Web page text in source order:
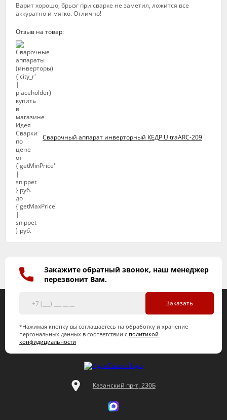
Варит хорошо, брызг при сварке не заметил, ложится все
аккуратно и мягко. Отлично!
Отзыв на товар:
Сварочный аппарат инверторный КЕДР UltraARC-209
Закажите обратный звонок, наш менеджер
перезвонит Вам.
Заказать
*Нажимая кнопку вы соглашаетесь на обработку и хранение
персональных данных в соответствии с политикой
конфидициальности
Казанский пр-т, 230Б